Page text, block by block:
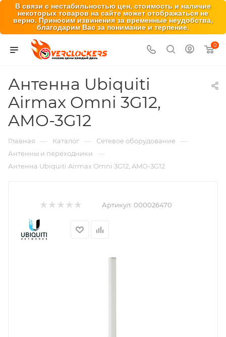
В связи с нестабильностью цен, стоимость и наличие
некоторых товаров на сайте может отображаться не
верно. Приносим извинения за временные неудобства,
благодарим Вас за понимание и терпение.
0
Антенна Ubiquiti
Airmax Omni 3G12,
AMO-3G12
Главная — Каталог — Сетевое оборудование —
Антенны и переходники —
Антенна Ubiquiti Airmax Omni 3G12, AMO-3G12
Артикул: 000026470